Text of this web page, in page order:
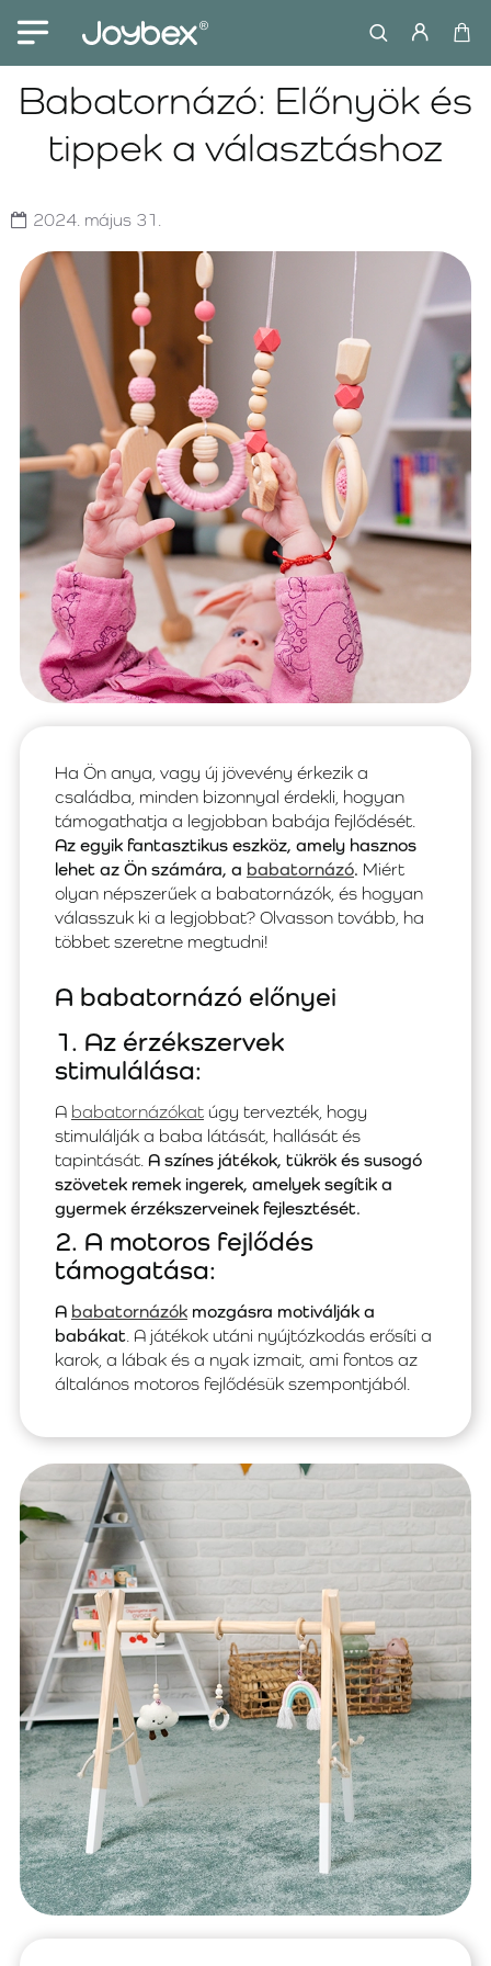
Babatornázó: Előnyök és
tippek a választáshoz
2024. május 31.
Ha Ön anya, vagy új jövevény érkezik a
családba, minden bizonnyal érdekli, hogyan
támogathatja a legjobban babája fejlődését.
Az egyik fantasztikus eszköz, amely hasznos
lehet az Ön számára, a babatornázó. Miért
olyan népszerűek a babatornázók, és hogyan
válasszuk ki a legjobbat? Olvasson tovább, ha
többet szeretne megtudni!
A babatornázó előnyei
1. Az érzékszervek
stimulálása:
A babatornázókat úgy tervezték, hogy
stimulálják a baba látását, hallását és
tapintását. A színes játékok, tükrök és susogó
szövetek remek ingerek, amelyek segítik a
gyermek érzékszerveinek fejlesztését.
2. A motoros fejlődés
támogatása:
A babatornázók mozgásra motiválják a
babákat. A játékok utáni nyújtózkodás erősíti a
karok, a lábak és a nyak izmait, ami fontos az
általános motoros fejlődésük szempontjából.